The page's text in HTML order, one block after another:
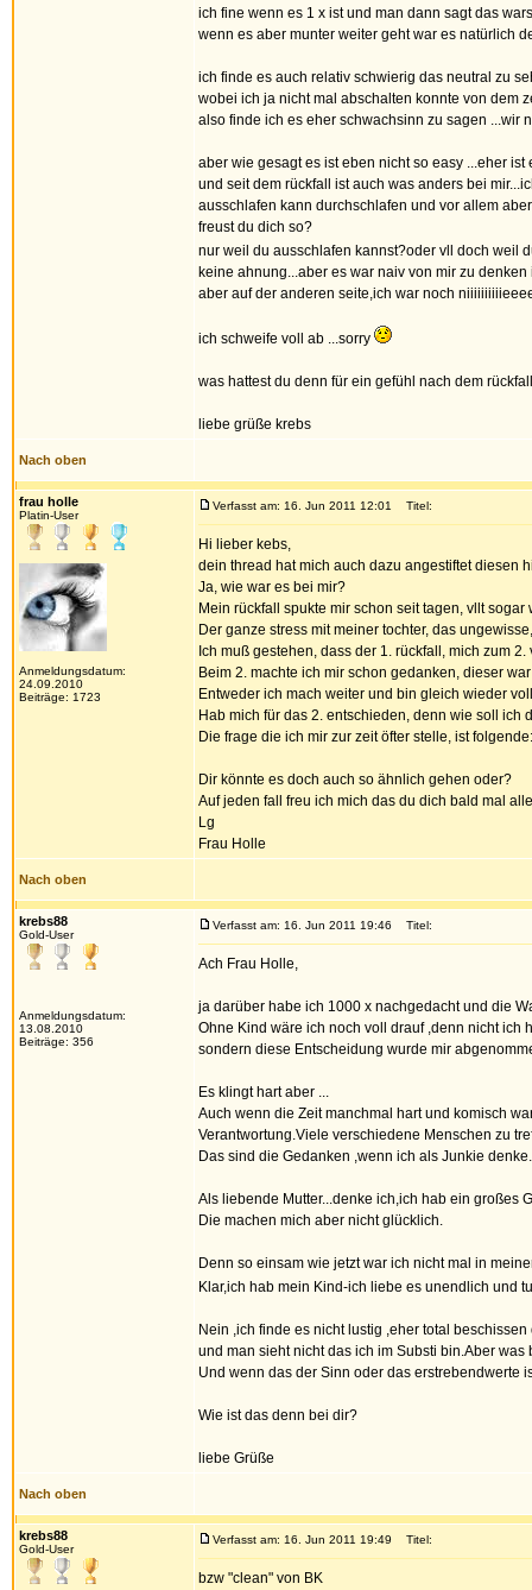
ich fine wenn es 1 x ist und man dann sagt das
wenn es aber munter weiter geht war es natürlich
ich finde es auch relativ schwierig das neutral zu
wobei ich ja nicht mal abschalten konnte von dem
also finde ich es eher schwachsinn zu sagen ...wir
aber wie gesagt es ist eben nicht so easy ...eher
und seit dem rückfall ist auch was anders bei
ausschlafen kann durchschlafen und vor allem
freust du dich so?
nur weil du ausschlafen kannst?oder vll doch weil
keine ahnung...aber es war naiv von mir zu
aber auf der anderen seite,ich war noch
ich schweife voll ab ...sorry
was hattest du denn für ein gefühl nach dem
liebe grüße krebs
Nach oben
frau holle
Platin-User
Anmeldungsdatum:
24.09.2010
Beiträge: 1723
Verfasst am: 16. Jun 2011 12:01 Titel:
Hi lieber kebs,
dein thread hat mich auch dazu angestiftet diesen
Ja, wie war es bei mir?
Mein rückfall spukte mir schon seit tagen, vllt sogar
Der ganze stress mit meiner tochter, das
Ich muß gestehen, dass der 1. rückfall, mich zum
Beim 2. machte ich mir schon gedanken, dieser
Entweder ich mach weiter und bin gleich wieder
Hab mich für das 2. entschieden, denn wie soll
Die frage die ich mir zur zeit öfter stelle, ist
Dir könnte es doch auch so ähnlich gehen oder?
Auf jeden fall freu ich mich das du dich bald mal
Lg
Frau Holle
Nach oben
krebs88
Gold-User
Anmeldungsdatum:
13.08.2010
Beiträge: 356
Verfasst am: 16. Jun 2011 19:46 Titel:
Ach Frau Holle,
ja darüber habe ich 1000 x nachgedacht und die
Ohne Kind wäre ich noch voll drauf ,denn nicht ich
sondern diese Entscheidung wurde mir
Es klingt hart aber ...
Auch wenn die Zeit manchmal hart und komisch
Verantwortung.Viele verschiedene Menschen zu
Das sind die Gedanken ,wenn ich als Junkie denke.
Als liebende Mutter...denke ich,ich hab ein großes
Die machen mich aber nicht glücklich.
Denn so einsam wie jetzt war ich nicht mal in
Klar,ich hab mein Kind-ich liebe es unendlich und
Nein ,ich finde es nicht lustig ,eher total
und man sieht nicht das ich im Substi bin.Aber
Und wenn das der Sinn oder das erstrebendwerte
Wie ist das denn bei dir?
liebe Grüße
Nach oben
krebs88
Gold-User
Verfasst am: 16. Jun 2011 19:49 Titel:
bzw "clean" von BK